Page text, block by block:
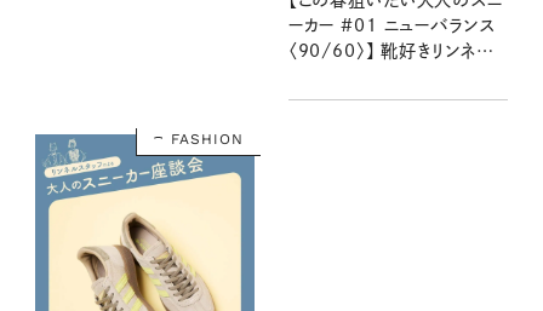
ーカー #01 ニューバランス
〈90/60〉】 靴好きリンネル
き心地
FASHION